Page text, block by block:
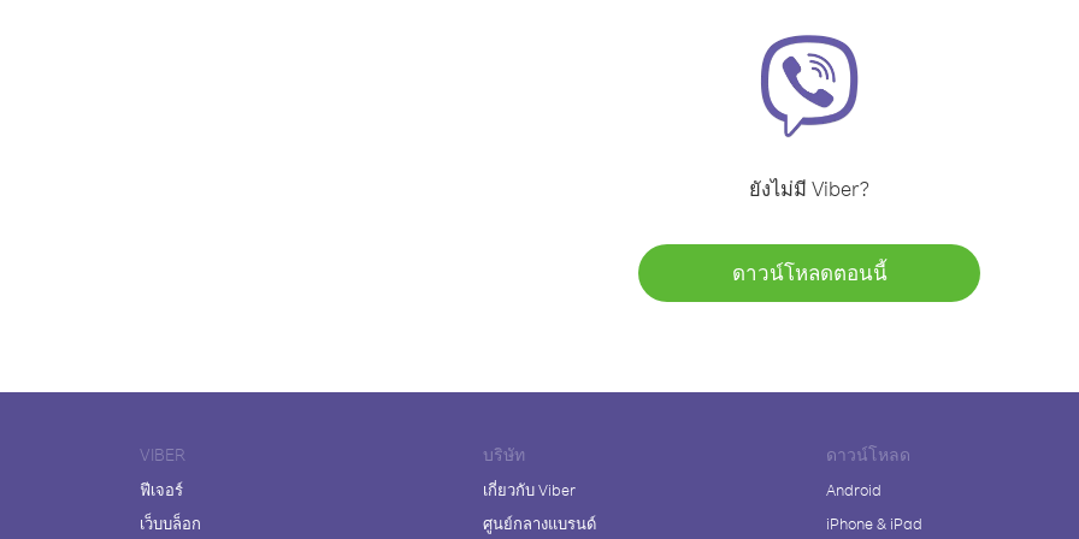
ยังไม่มี Viber?
ดาวน์โหลดตอนนี้
VIBER
ฟีเจอร์
เว็บบล็อก
บริษัท
เกี่ยวกับ Viber
ศูนย์กลางแบรนด์
ดาวน์โหลด
Android
iPhone & iPad